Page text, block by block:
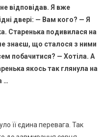
не відповідав. Я вже
двері: — Вам кого? — Я
Старенька подивилася на
знаєш, що сталося з ними
побачитися? — Хотіла. А
якось так глянула на
…
її єдина перевага. Так